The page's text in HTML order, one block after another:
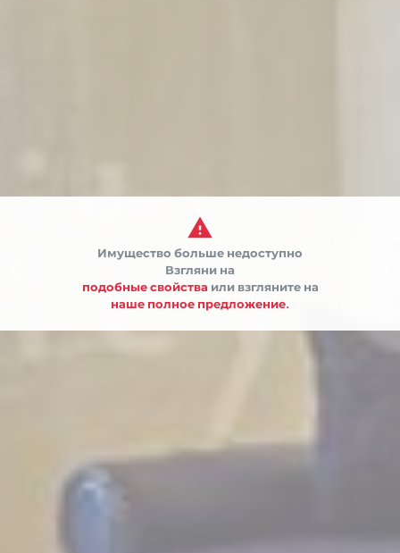

Имущество больше недоступно
Взгляни на
подобные свойства или взгляните на
наше полное предложение.